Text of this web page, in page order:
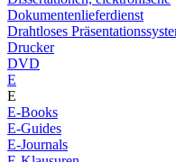
Dokumentenlieferdienst
Drahtloses
Drucker
DVD
E
E
E-Books
E-Guides
E-Journals